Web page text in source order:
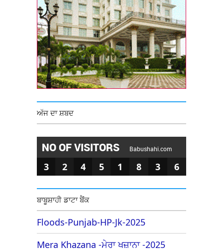
ਅੱਜ ਦਾ ਸ਼ਬਦ
NO OF VISITORS Babushahi.com
3 2 4 5 1 8 3 6
ਬਾਬੂਸ਼ਾਹੀ ਡਾਟਾ ਬੈਂਕ
Floods-Punjab-HP-Jk-2025
Mera Khazana -ਮੇਰਾ ਖਜ਼ਾਨਾ -2025